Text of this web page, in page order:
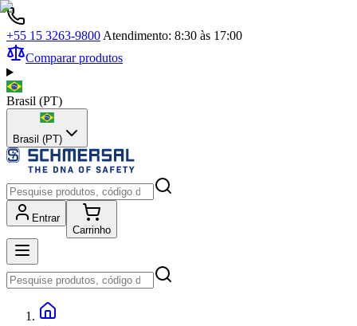
+55 15 3263-9800 Atendimento: 8:30 às 17:00
Comparar produtos
Brasil (PT)
Brasil (PT)
Entrar
Carrinho